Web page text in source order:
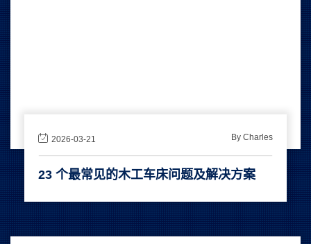
2026-03-21 By Charles
23 个最常见的木工车床问题及解决方案